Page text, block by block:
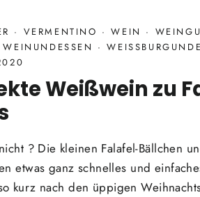
· VERMENTINO ·WEIN ·
WEINUNDESSEN ·
Weißwein zu
? Die kleinen Falafel-Bällchen
etwas ganz schnelles und
kurz nach den üppigen